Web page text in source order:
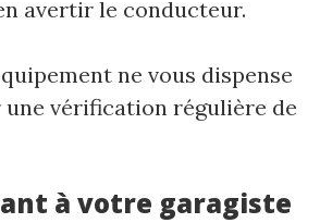
avertir le conducteur.
ne vous dispense
une vérification régulière de
à votre garagiste